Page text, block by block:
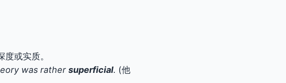
或实质。
was rather superficial. (他